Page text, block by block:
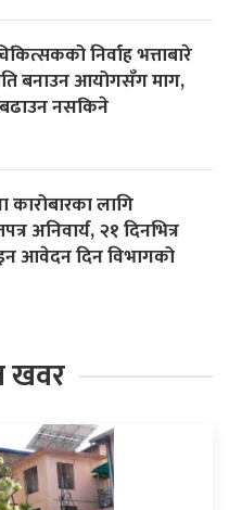
निर्वाह भत्ताबारे
बनाउन आयोगसँग माग,
नसकिने
कारोबारका लागि
अनिवार्य, २१ दिनभित्र
आवेदन दिन विभागको
खवर